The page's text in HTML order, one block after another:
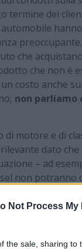
Not Process My
the sale, sharing to
termine dei
che
che non è
costo anche
non parliamo
di motore e di
dato
– ad
non potranno
8.30 alle 18:30
finire